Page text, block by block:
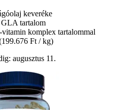
keveréke
tartalom
vitamin komplex tartalommal
Ft / kg)
augusztus 11.